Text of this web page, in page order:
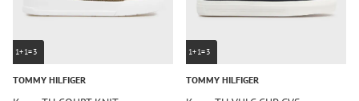
1+1=3
TOMMY HILFIGER
1+1=3
TOMMY HILFIGER